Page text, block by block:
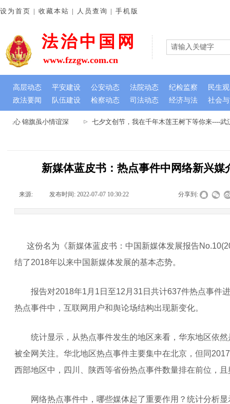
心 锦旗虽小情谊深 七夕文创节，我在千年木莲王树下等你来----武
法治中国网
政法要闻 队伍建设 检察动态 司法动态 经济与法 社会
设为首页 | 收藏本站 | 人员查询 | 手机版
www.fzzgw.com.cn
高层动态 平安建设 公安动态 法院动态 纪检监察 民生
新媒体蓝皮书：热点事件中网络新兴媒
来源: 发布时间: 2022-07-07 10:30:22 分享到:
这份名为《新媒体蓝皮书：中国新媒体发展报告
结了2018年以来中国新媒体发展的基本态势。
报告对2018年1月1日至12月31日共计637件热点事件
热点事件中，互联网用户和舆论场结构出现新变化。
统计显示，从热点事件发生的地区来看，华东地区依然
被全网关注。华北地区热点事件主要集中在北京，但同
西部地区中，四川、陕西等省份热点事件数量排在前位，
网络热点事件中，哪些媒体起了重要作用？统计分析显